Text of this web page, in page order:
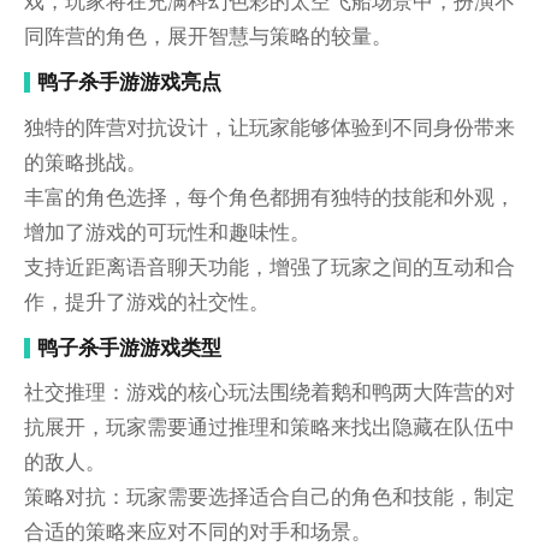
同阵营的角色，展开智慧与策略的较量。
鸭子杀手游游戏亮点
独特的阵营对抗设计，让玩家能够体验到不同身份带来
的策略挑战。
丰富的角色选择，每个角色都拥有独特的技能和外观，
增加了游戏的可玩性和趣味性。
支持近距离语音聊天功能，增强了玩家之间的互动和合
作，提升了游戏的社交性。
鸭子杀手游游戏类型
社交推理：游戏的核心玩法围绕着鹅和鸭两大阵营的对
抗展开，玩家需要通过推理和策略来找出隐藏在队伍中
的敌人。
策略对抗：玩家需要选择适合自己的角色和技能，制定
合适的策略来应对不同的对手和场景。